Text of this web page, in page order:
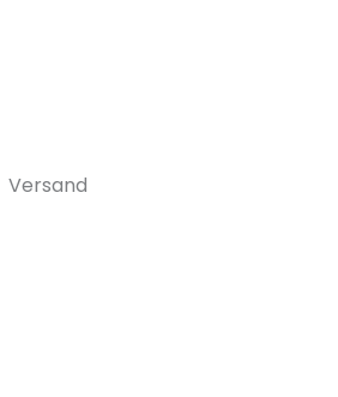
Versand